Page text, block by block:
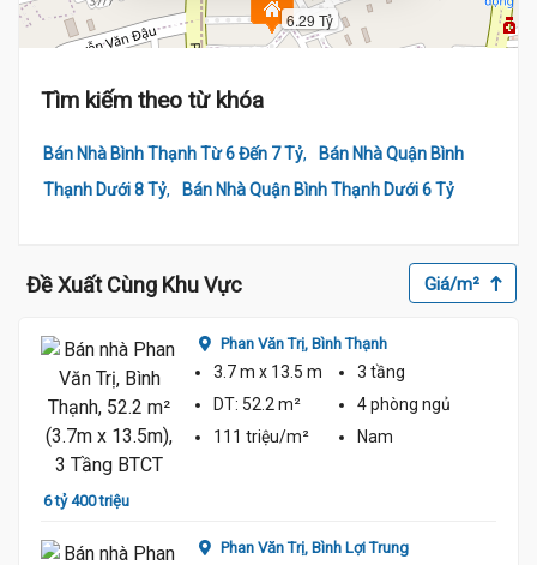
6.29 Tỷ
6.4 Tỷ
Tìm kiếm theo từ khóa
Bán Nhà Bình Thạnh Từ 6 Đến 7 Tỷ,
Bán Nhà Quận Bình
Thạnh Dưới 8 Tỷ, Bán Nhà Quận Bình Thạnh Dưới 6 Tỷ
Đề Xuất Cùng Khu Vực Giá/m²
6 tỷ 400 triệu
Phan Văn Trị, Bình Thạnh
3.7 m x 13.5 m
3 tầng
DT: 52.2 m² 4 phòng ngủ
111 triệu/m²
Nam
Phan Văn Trị, Bình Lợi Trung